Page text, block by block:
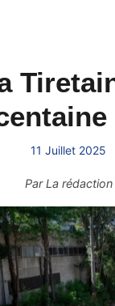
11 Juillet 2025
ParLa rédaction